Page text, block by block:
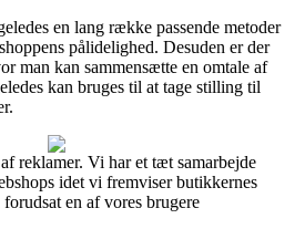
en lang række passende metoder
pålidelighed. Desuden er der
man kan sammensætte en omtale af
kan bruges til at tage stilling til
reklamer. Vi har et tæt samarbejde
idet vi fremviser butikkernes
en af vores brugere